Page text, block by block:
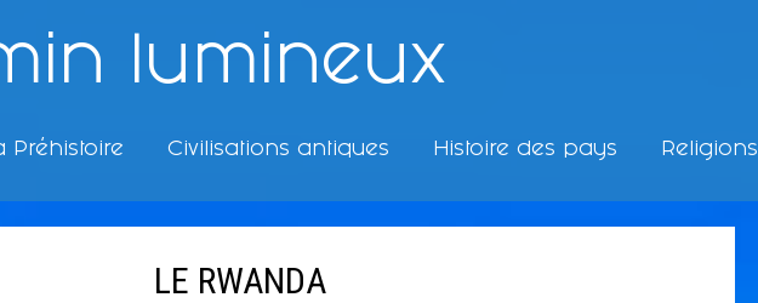
lumineux
Préhistoire Civilisations antiques Histoire des pays Religions
LE RWANDA